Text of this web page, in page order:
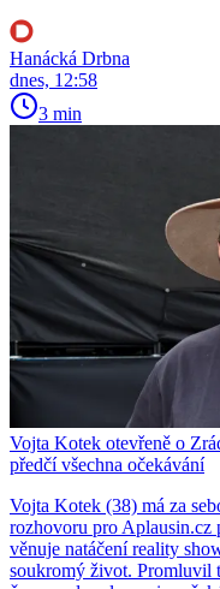
Hanácká Drbna
dnes, 12:58
3 min
Vojta Kotek otevřeně o
předčí všechna očekávání
Vojta Kotek (38) má za
rozhovoru pro Aplausin.cz
věnuje natáčení reality
soukromý život. Promluvil